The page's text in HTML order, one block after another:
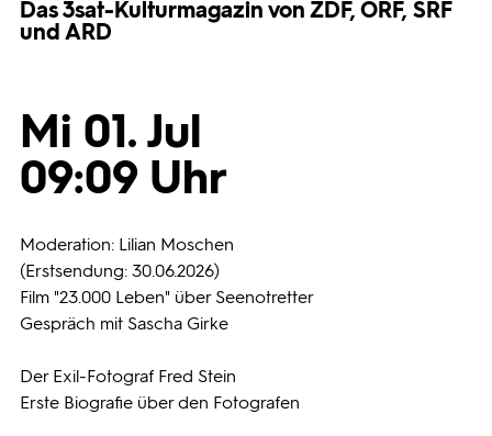
Das 3sat-Kulturmagazin von ZDF, ORF, SRF
und ARD
Mi 01. Jul
09:09 Uhr
Moderation: Lilian Moschen
(Erstsendung: 30.06.2026)
Film "23.000 Leben" über Seenotretter
Gespräch mit Sascha Girke
Der Exil-Fotograf Fred Stein
Erste Biografie über den Fotografen